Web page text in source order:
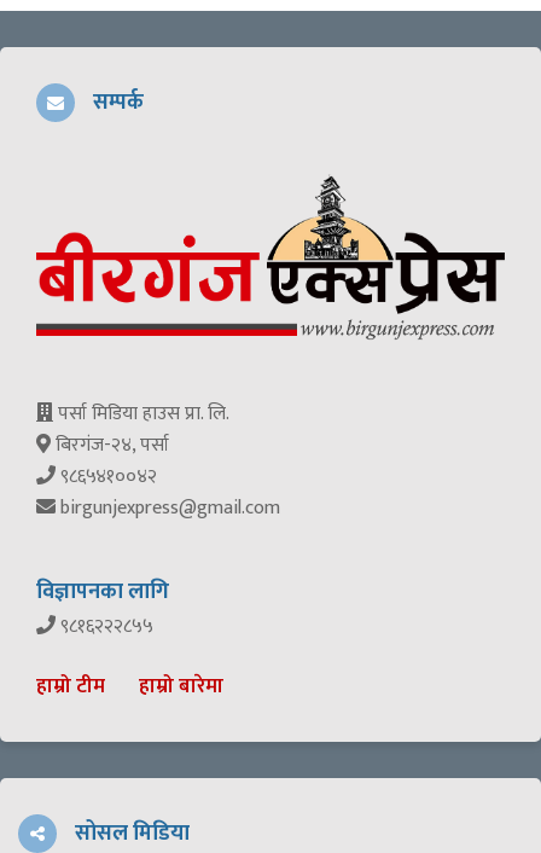
सम्पर्क
पर्सा मिडिया हाउस प्रा. लि.
बिरगंज-२४, पर्सा
९८६५४१००४२
birgunjexpress@gmail.com
विज्ञापनका लागि
९८१६२२२८५५
हाम्रो टीम हाम्रो बारेमा
सोसल मिडिया